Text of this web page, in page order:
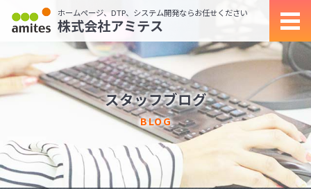
ホームページ、DTP、システム開発ならお任せください
株式会社アミテス
スタッフブログ
BLOG